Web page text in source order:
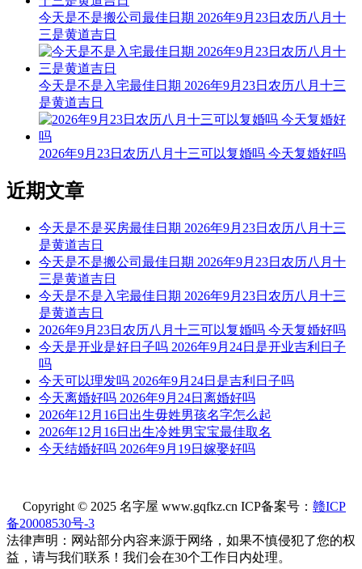
今天是不是搬公司最佳日期 2026年9月23日农历八月十
三是黄道吉日
今天是不是入宅最佳日期 2026年9月23日农历八月十三
是黄道吉日
2026年9月23日农历八月十三可以复婚吗 今天复婚好吗
近期文章
今天是不是买房最佳日期 2026年9月23日农历八月十三
是黄道吉日
今天是不是搬公司最佳日期 2026年9月23日农历八月十
三是黄道吉日
今天是不是入宅最佳日期 2026年9月23日农历八月十三
是黄道吉日
2026年9月23日农历八月十三可以复婚吗 今天复婚好吗
今天是开业是好日子吗 2026年9月24日是开业吉利日子
吗
今天可以理发吗 2026年9月24日是吉利日子吗
今天离婚好吗 2026年9月24日离婚好吗
2026年12月16日出生毋姓男孩名字怎么起
2026年12月16日出生冷姓男宝宝最佳取名
今天结婚好吗 2026年9月19日嫁娶好吗
Copyright © 2025 名字屋 www.gqfkz.cn ICP备案号： 赣ICP
备20008530号-3
法律声明：网站部分内容来源于网络，如果不慎侵犯了您的权
益，请与我们联系！我们会在30个工作日内处理。